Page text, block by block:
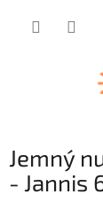
Jemný
- Jannis